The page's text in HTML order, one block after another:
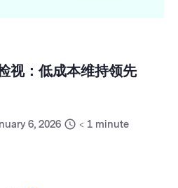
视：低成本维持领先
6, 2026 < 1 minute